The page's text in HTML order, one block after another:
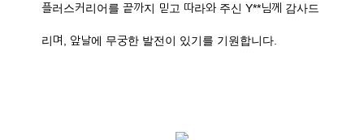
플러스커리어를 끝까지 믿고 따라와 주신 Y**님께 감사드
리며, 앞날에 무궁한 발전이 있기를 기원합니다.